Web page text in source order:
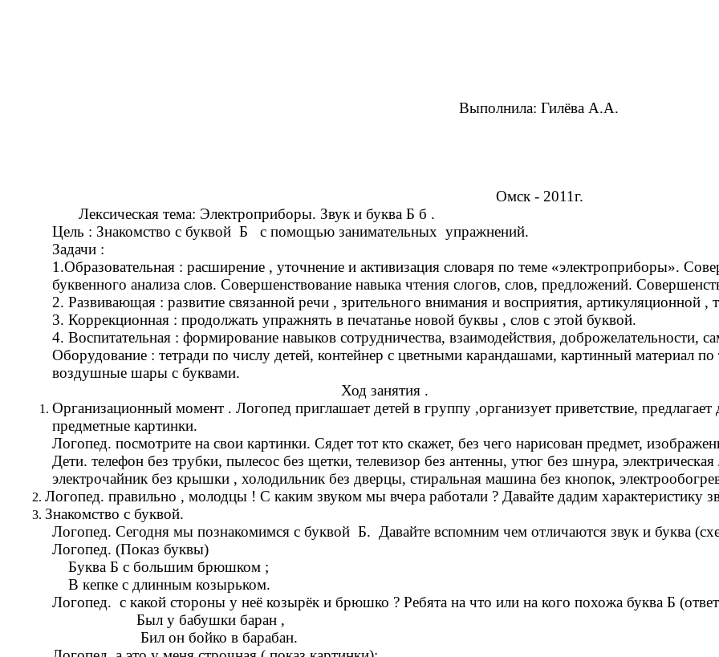
Выполнила: Гилёва
Омск - 2011г.
Лексическая тема: Электроприборы. Звук и буква Б б .
Цель : Знакомство с буквой Б с помощью занимательных упражнений.
Задачи :
1.Образовательная : расширение , уточнение и активизация словаря по теме «электроприборы».
буквенного анализа слов. Совершенствование навыка чтения слогов, слов, предложений.
2. Развивающая : развитие связанной речи , зрительного внимания и восприятия, артикуляционной
3. Коррекционная : продолжать упражнять в печатанье новой буквы , слов с этой буквой.
4. Воспитательная : формирование навыков сотрудничества, взаимодействия, доброжелательности,
Оборудование : тетради по числу детей, контейнер с цветными карандашами, картинный материал
воздушные шары с буквами.
Ход занятия .
Организационный момент . Логопед приглашает детей в группу ,организует приветствие, предлагает
предметные картинки.
Логопед. посмотрите на свои картинки. Сядет тот кто скажет, без чего нарисован предмет,
Дети. телефон без трубки, пылесос без щетки, телевизор без антенны, утюг без шнура,
электрочайник без крышки , холодильник без дверцы, стиральная машина без кнопок,
Логопед. правильно , молодцы ! С каким звуком мы вчера работали ? Давайте дадим характеристику
Знакомство с буквой.
Логопед. Сегодня мы познакомимся с буквой Б. Давайте вспомним чем отличаются звук и буква
Логопед. (Показ буквы)
Буква Б с большим брюшком ;
В кепке с длинным козырьком.
Логопед. с какой стороны у неё козырёк и брюшко ? Ребята на что или на кого похожа буква Б
Был у бабушки баран ,
Бил он бойко в барабан.